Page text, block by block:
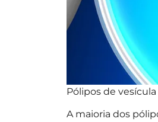
Pólipos de
A maioria dos